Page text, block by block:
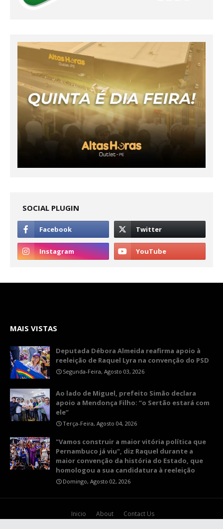
SOCIAL PLUGIN
MAIS VISTAS
Deputada Débora Almeida reafirma apoio à
reeleição de Raquel Lyra na convenção do PSD
Segunda-Feira, Agosto 03, 2026
Ao lado de Miguel, prefeito Simão declara
apoio a Mendonça Filho: “o Sertão estará com
ele”
Terça-Feira, Agosto 04, 2026
"Vamos construir a maior vitória política que
Pernambuco já viu", diz Raquel durante a
maior convenção da história do Estado, que
homologou a sua candidatura à reeleição
Domingo, Agosto 02, 2026
Inicio About
Contact Us